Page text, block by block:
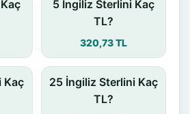
5 İngiliz Sterlini Kaç
TL?
320,73 TL
Kaç
25 İngiliz Sterlini Kaç
TL?